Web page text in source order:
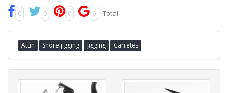
0 0 0 0 Total:
Atún Shore jigging Jigging Carretes